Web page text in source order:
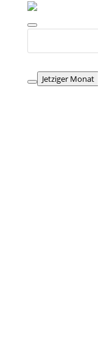
Jetziger Monat